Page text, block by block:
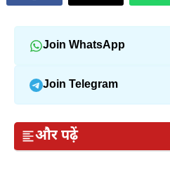
Join WhatsApp
Join Telegram
और पढ़ें